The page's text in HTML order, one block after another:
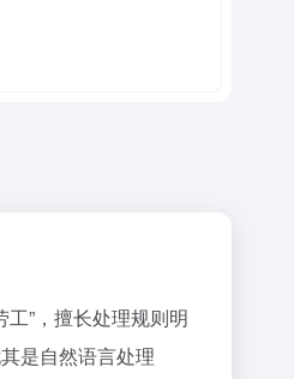
”，擅长处理规则明
是自然语言处理